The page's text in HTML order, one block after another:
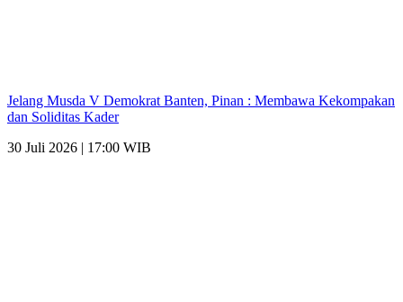
Jelang Musda V Demokrat Banten, Pinan : Membawa Kekompakan
dan Soliditas Kader
30 Juli 2026 | 17:00 WIB